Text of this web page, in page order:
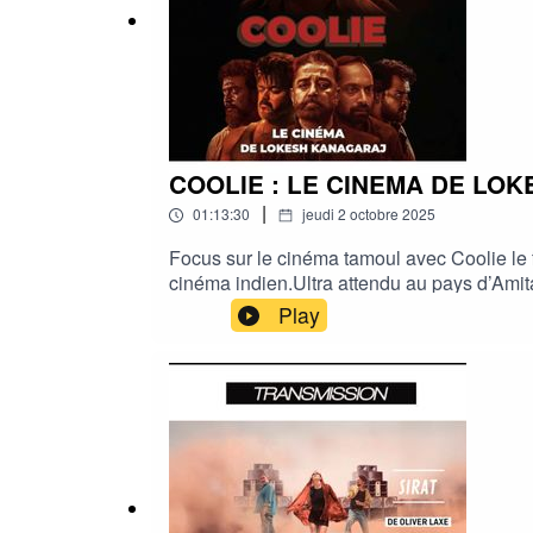
Michael Bay (2013).En fin d’émission,
S.S. Rajamouli pour le dernier numéro
de La Légende de Baahubali).
COOLIE : LE CINEMA DE
01:13:30 | jeudi 2 octobre 2025
Focus sur le cinéma tamoul avec Coolie
cinéma indien.Ultra attendu au pays
Rajnikant en premier lieu, superstar
de Bollywood. Avec toute sa verve et sa
normes.
Play